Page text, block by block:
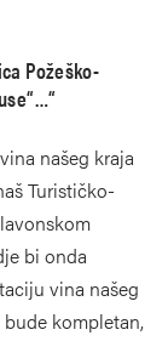
Požeško-
našeg kraja
Turističko-
bi onda
vina našeg
kompletan,